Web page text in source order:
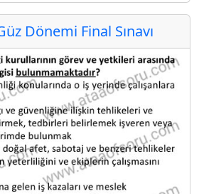
Dönemi Final Sınavı